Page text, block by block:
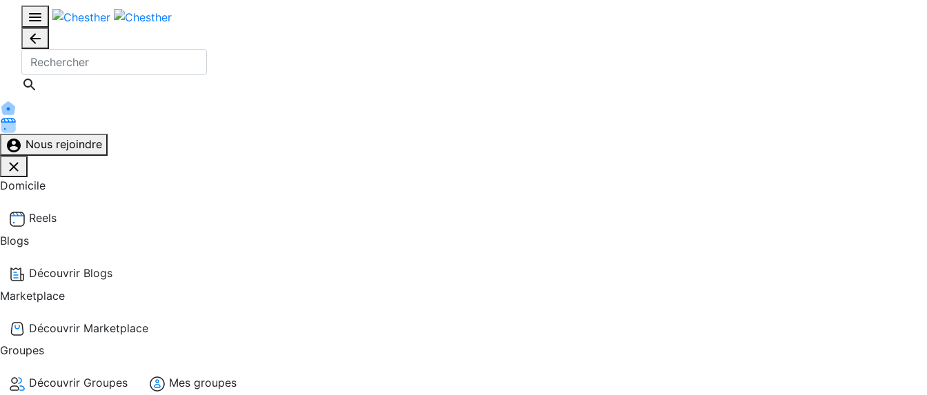
Nous rejoindre
Domicile
Reels
Blogs
Découvrir Blogs
Marketplace
Découvrir Marketplace
Groupes
Découvrir Groupes
Mes groupes